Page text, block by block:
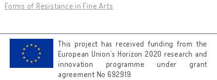
Forms of Resistance in Fine Arts
This project has received funding from the
European Union’s Horizon 2020 research and
innovation programme under grant
agreement No 692919.